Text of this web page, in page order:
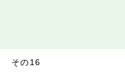
その16